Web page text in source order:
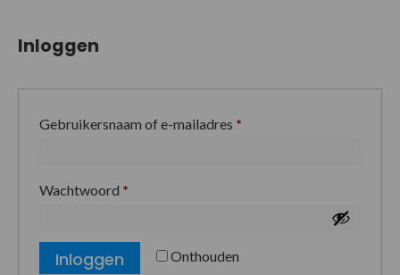
Inloggen
Gebruikersnaam of e-mailadres *
Wachtwoord *
Onthouden
Inloggen